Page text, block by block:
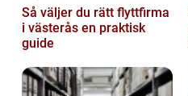
Så väljer du rätt flyttfirma
i västerås en praktisk
guide